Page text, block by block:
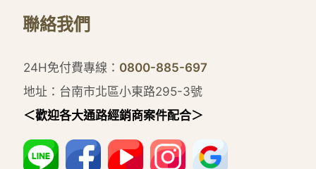
聯絡我們
24H免付費專線： 0800-885-697
地址：台南市北區小東路295-3號
＜歡迎各大通路經銷商案件配合＞